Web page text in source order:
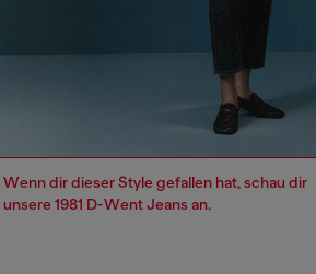
Wenn dir dieser Style gefallen hat, schau dir
unsere 1981 D-Went Jeans an.